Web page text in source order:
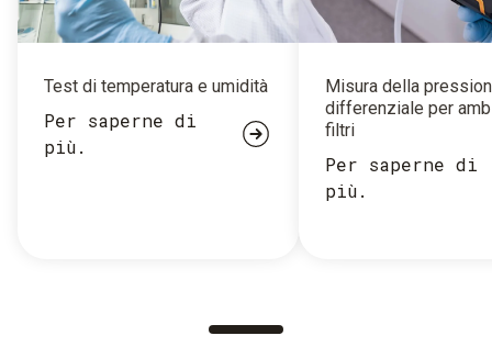
Test di temperatura e umidità
Per saperne di
più.
Misura della
differenziale per
filtri
Per saperne di
più.